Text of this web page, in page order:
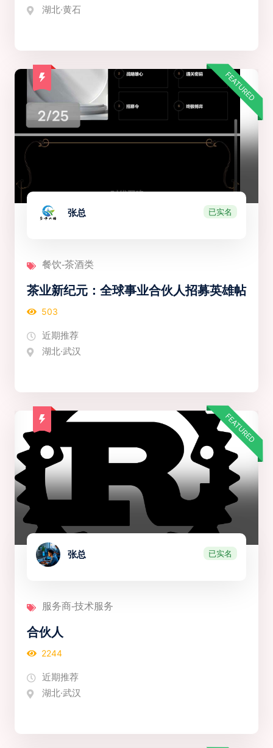
湖北·黄石
FEATURED
张总 已实名
餐饮-茶酒类
茶业新纪元：全球事业合伙人招募英雄帖
503
近期推荐
湖北·武汉
FEATURED
张总 已实名
服务商-技术服务
合伙人
2244
近期推荐
湖北·武汉